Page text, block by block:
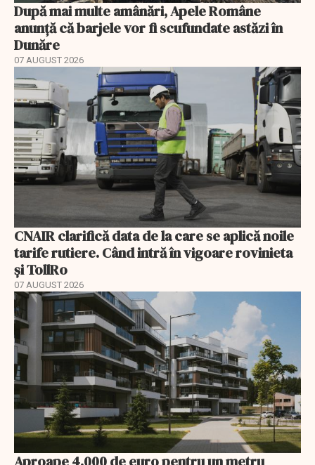
După mai multe amânări, Apele Române
anunță că barjele vor fi scufundate astăzi în
Dunăre
07 AUGUST 2026
CNAIR clarifică data de la care se aplică noile
tarife rutiere. Când intră în vigoare rovinieta
și TollRo
07 AUGUST 2026